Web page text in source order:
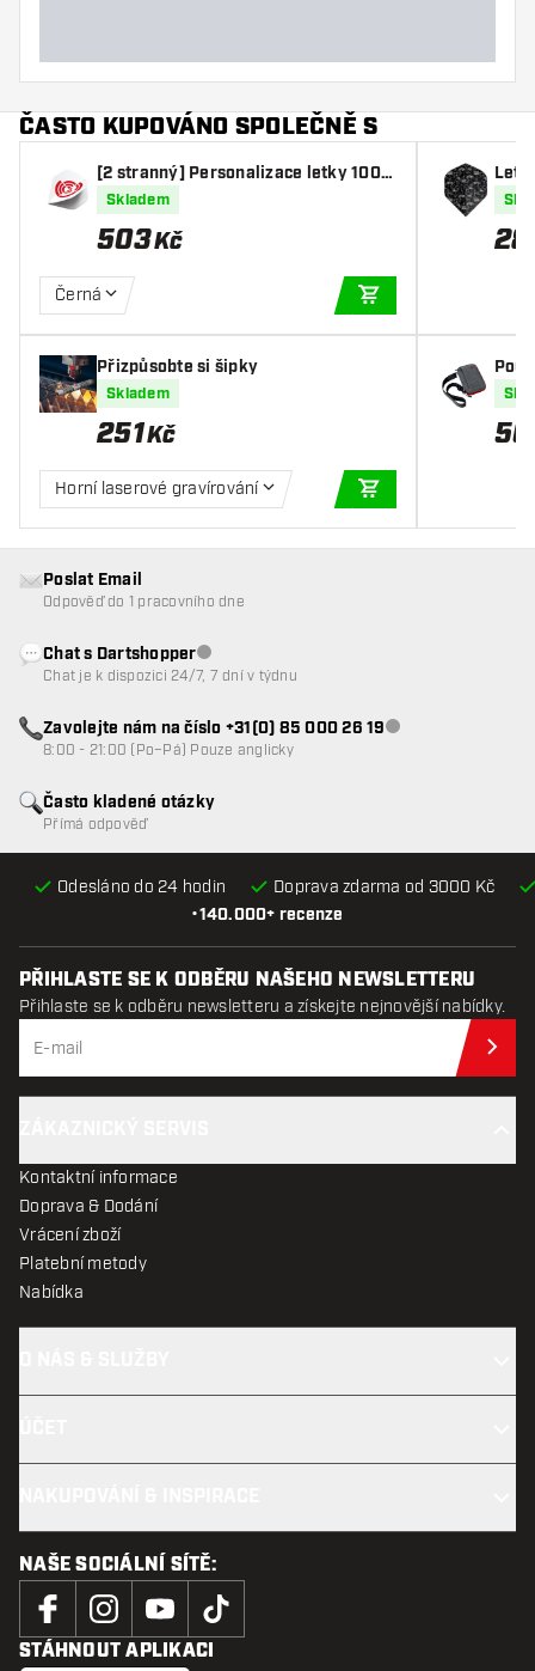
ČASTO KUPOVÁNO SPOLEČNĚ S
[2 stranný] Personalizace letky 100
Mikronů s obrázkem (10 setů)
Skladem
503Kč
Černá
Přizpůsobte si šipky
Skladem
251Kč
Horní laserové gravírování
28
•140.000+ recenze
Odesláno do 24 hodin Doprava zdarma od 3000 Kč
Často kladené otázky
Přímá odpověď
Poslat Email
Odpověď do 1 pracovního dne
Chat s DartshopperZákaznický servis nedostupný
Chat je k dispozici 24/7, 7 dní v týdnu
Zavolejte nám na číslo +31(0) 85 000 26 19Zákaznický servis
8:00 - 21:00 (Po–Pá) Pouze anglicky
PŘIHLASTE SE K ODBĚRU NAŠEHO NEWSLETTERU
Přihlaste se k odběru newsletteru a získejte nejnovější nabídky.
Kontaktní informace
Doprava & Dodání
Vrácení zboží
Platební metody
Nabídka
NAŠE SOCIÁLNÍ SÍTĚ:
STÁHNOUT APLIKACI